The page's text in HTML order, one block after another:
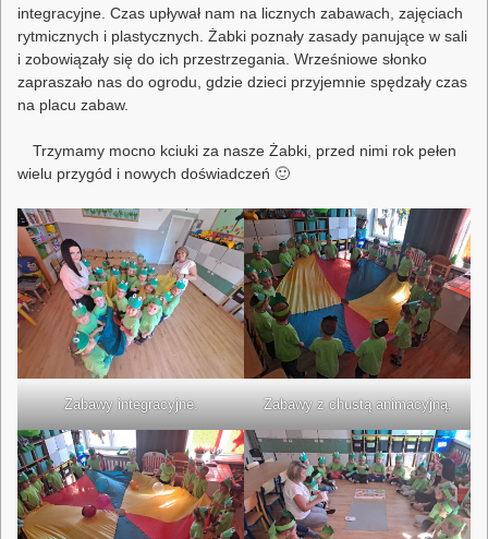
integracyjne. Czas upływał nam na licznych zabawach, zajęciach
rytmicznych i plastycznych. Żabki poznały zasady panujące w sali
i zobowiązały się do ich przestrzegania. Wrześniowe słonko
zapraszało nas do ogrodu, gdzie dzieci przyjemnie spędzały czas
na placu zabaw.
Trzymamy mocno kciuki za nasze Żabki, przed nimi rok pełen
wielu przygód i nowych doświadczeń 🙂
Zabawy integracyjne. Zabawy z chustą animacyjną.